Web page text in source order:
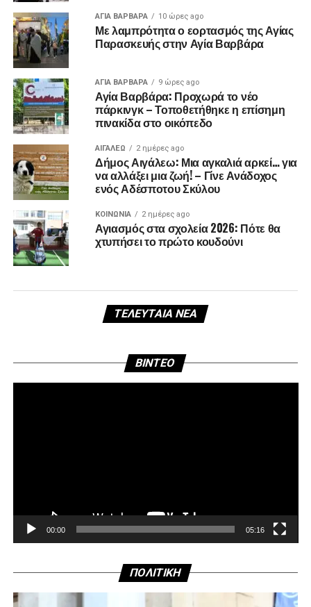
ΑΓΙΑ ΒΑΡΒΑΡΑ 10 ώρες ago
Με λαμπρότητα ο εορτασμός της Αγίας
Παρασκευής στην Αγία Βαρβάρα
ΑΓΙΑ ΒΑΡΒΑΡΑ 9 ώρες ago
Αγία Βαρβάρα: Προχωρά το νέο
πάρκινγκ – Τοποθετήθηκε η επίσημη
πινακίδα στο οικόπεδο
ΑΙΓΑΛΕΩ 2 ημέρες ago
Δήμος Αιγάλεω: Μια αγκαλιά αρκεί… για
να αλλάξει μια ζωή! – Γίνε Ανάδοχος
ενός Αδέσποτου Σκύλου
ΚΟΙΝΩΝΊΑ 2 ημέρες ago
Αγιασμός στα σχολεία 2026: Πότε θα
χτυπήσει το πρώτο κουδούνι
ΤΕΛΕΥΤΑΊΑ ΝΈΑ
BINTEO
00:00 05:16
ΠΟΛΙΤΙΚΗ